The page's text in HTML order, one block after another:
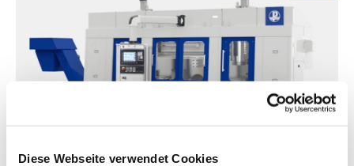
Diese Webseite verwendet Cookies